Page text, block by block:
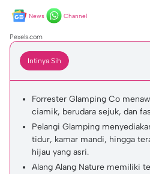
News Channel
Pexels.com
Intinya Sih
Forrester Glamping Co
ciamik, berudara sejuk, dan
Pelangi Glamping
tidur, kamar mandi, hingga
hijau yang asri.
Alang Alang Nature memiliki